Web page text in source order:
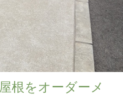
根をオーダーメ